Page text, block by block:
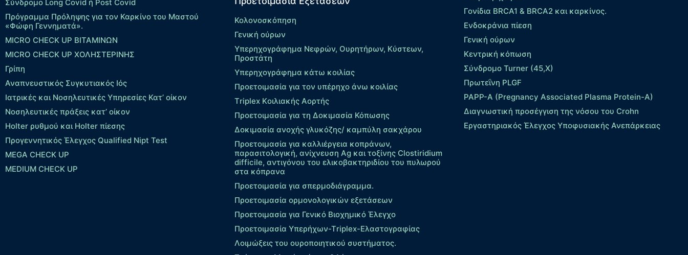
Σύνδρομο Long Covid ή Post Covid
Πρόγραμμα Πρόληψης για τον Καρκίνο του Μαστού
«Φώφη Γεννηματά».
MICRO CHECK UP ΒΙΤΑΜΙΝΩΝ
MICRO CHECK UP ΧΟΛΗΣΤΕΡΙΝΗΣ
Γρίπη
Αναπνευστικός Συγκυτιακός Ιός
Ιατρικές και Νοσηλευτικές Υπηρεσίες Κατ’ οίκον
Νοσηλευτικές πράξεις κατ’ οίκον
Holter ρυθμού και Holter πίεσης
Προγεννητικός Έλεγχος Qualified Nipt Test
MEGA CHECK UP
MEDIUM CHECK UP
Κολονοσκόπηση
Γενική ούρων
Υπερηχογράφημα Νεφρών, Ουρητήρων, Κύστεων,
Προστάτη
Υπερηχογράφημα κάτω κοιλίας
Προετοιμασία για τον υπέρηχο άνω κοιλίας
Τriplex Kοιλιακής Αορτής
Προετοιμασία για τη Δοκιμασία Κόπωσης
Δοκιμασία ανοχής γλυκόζης/ καμπύλη σακχάρου
Προετοιμασία για καλλιέργεια κοπράνων,
παρασιτολογική, ανίχνευση Ag και τοξίνης Clostiridium
difficile, αντιγόνου του ελικοβακτηριδίου του πυλωρού
στα κόπρανα
Προετοιμασία για σπερμοδιάγραμμα.
Προετοιμασία ορμονολογικών εξετάσεων
Προετοιμασία για Γενικό Βιοχημικό Έλεγχο
Προετοιμασία Υπερήχων-Τriplex-Ελαστογραφίας
Λοιμώξεις του ουροποιητικού συστήματος.
Γονίδια BRCA1 & BRCA2 και καρκίνος.
Ενδοκράνια πίεση
Γενική ούρων
Κεντρική κόπωση
Σύνδρομο Turner (45,X)
Πρωτεΐνη PLGF
PAPP-A (Pregnancy Associated Plasma Protein-A)
Διαγνωστική προσέγγιση της νόσου του Crohn
Εργαστηριακός Έλεγχος Υποφυσιακής Ανεπάρκειας